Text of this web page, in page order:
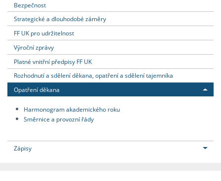
Bezpečnost
Strategické a dlouhodobé záměry
FF UK pro udržitelnost
Výroční zprávy
Platné vnitřní předpisy FF UK
Rozhodnutí a sdělení děkana, opatření a sdělení tajemníka
Opatření děkana
Harmonogram akademického roku
Směrnice a provozní řády
Zápisy